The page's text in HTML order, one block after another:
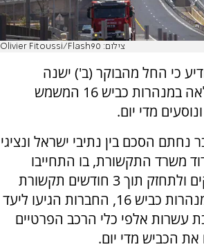
צילום: Olivier Fitoussi/Flash90
כי החל מהבוקר (ב') ישנה
תשתית סלולרית מלאה במנהרות כביש 16 המשמש
מדי יום.
הסכם בין נתיבי ישראל ונציגי
משרד התקשורת, בו התחייבו
חברות הסלולר להקים ולתחזק תוך 3 חודשים תקשורת
סלולרית לכל אורך מנהרות כביש 16, החברות הגיעו ליעד
עשרות אלפי כלי הרכב הפרטיים
את הכביש מדי יום.